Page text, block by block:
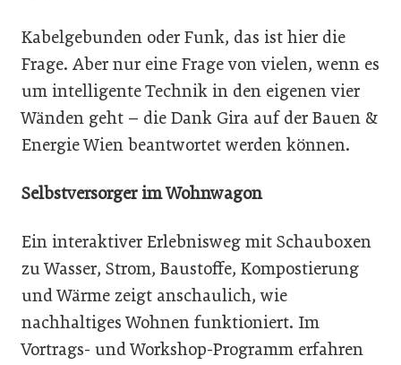
Kabelgebunden oder Funk, das ist hier die
Frage. Aber nur eine Frage von vielen, wenn es
um intelligente Technik in den eigenen vier
Wänden geht – die Dank Gira auf der Bauen &
Energie Wien beantwortet werden können.
Selbstversorger im Wohnwagon
Ein interaktiver Erlebnisweg mit Schauboxen
zu Wasser, Strom, Baustoffe, Kompostierung
und Wärme zeigt anschaulich, wie
nachhaltiges Wohnen funktioniert. Im
Vortrags- und Workshop-Programm erfahren